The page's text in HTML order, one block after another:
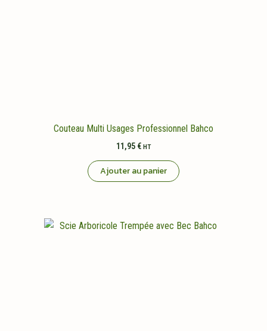
Couteau Multi Usages Professionnel Bahco
11,95 € HT
Ajouter au panier